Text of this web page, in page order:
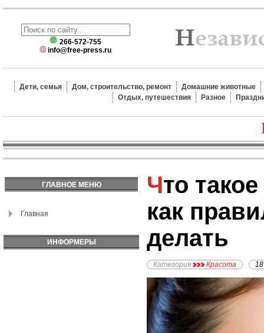
266-572-755
info@free-press.ru
Дети, семья Дом, строительство, ремонт
Домашние животные
Отдых, путешествия
Разное
ГЛАВНОЕ МЕНЮ
Главная
ИНФОРМЕРЫ
Что такое контуринг и
как
делать
Категория Красота